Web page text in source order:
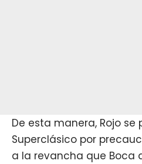
De esta manera, Rojo se
Superclásico por
a la revancha que Boca